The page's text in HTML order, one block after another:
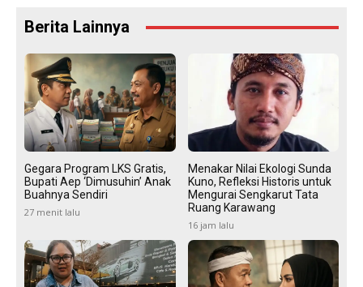
Berita Lainnya
Gegara Program LKS Gratis,
Bupati Aep ‘Dimusuhin’ Anak
Buahnya Sendiri
27 menit lalu
Menakar Nilai Ekologi Sunda
Kuno, Refleksi Historis untuk
Mengurai Sengkarut Tata
Ruang Karawang
16 jam lalu